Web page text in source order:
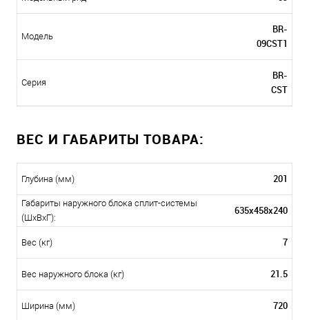
Модель
BR-
09CST1
Серия
BR-
CST
ВЕС И ГАБАРИТЫ ТОВАРА:
Глубина (мм) 201
Габариты наружного блока сплит-системы
(ШxВxГ):
635x458x240
Вес (кг) 7
Вес наружного блока (кг) 21.5
Ширина (мм) 720